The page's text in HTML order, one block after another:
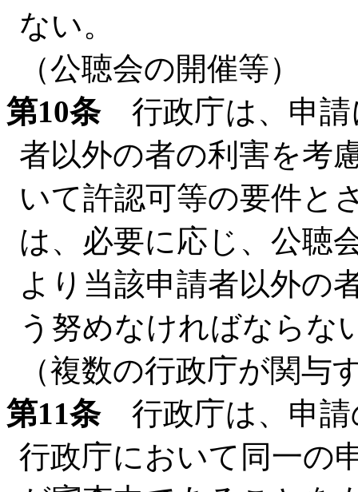
ない。
（公聴会の開催等）
第10条行政庁は、申請
者以外の者の利害を考
いて許認可等の要件と
は、必要に応じ、公聴
より当該申請者以外の
う努めなければならな
（複数の行政庁が関与
第11条行政庁は、申請
行政庁において同一の